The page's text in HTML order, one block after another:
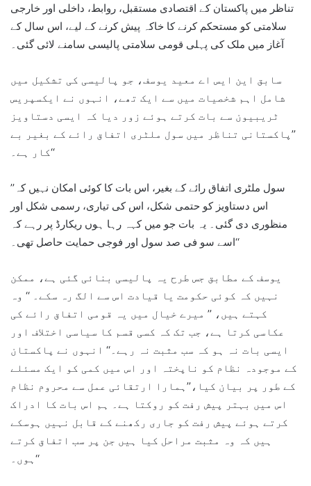
تناظر میں پاکستان کے اقتصادی مستقبل، روابط، داخلی اور خارجی
سلامتی کو مستحکم کرنے کا خاکہ پیش کرنے کے لیے، اس سال کے
آغاز میں ملک کی پہلی قومی سلامتی پالیسی سامنے لائی گئی۔
سابق این ایس اے معید یوسف، جو پالیسی کی تشکیل میں
شامل اہم شخصیات میں سے ایک تھے، انہوں نے ایکسپریس
ٹریبیون سے بات کرتے ہوئے زور دیا کہ ایسی دستاویز
’’پاکستانی تناظر میں سول ملٹری اتفاق رائے کے بغیر بے
کار ہے۔‘‘
’’سول ملٹری اتفاق رائے کے بغیر، اس بات کا کوئی امکان نہیں کہ
اس دستاویز کو حتمی شکل، اس کی تیاری، رسمی شکل اور
منظوری دی گئی۔ یہ بات جو میں کہہ رہا ہوں ریکارڈ پر رہے کہ
اسے سو فی صد سول اور فوجی حمایت حاصل تھی۔‘‘
یوسف کے مطابق جس طرح یہ پالیسی بنائی گئی ہے، ممکن
نہیں کہ کوئی حکومت یا قیادت اس سے الگ رہ سکے۔ ‘‘ وہ
کہتے ہیں، ’’ میرے خیال میں یہ قومی اتفاق رائے کی
عکاسی کرتا ہے، جب تک کہ کسی قسم کا سیاسی اختلاف اور
ایسی بات نہ ہو کہ سب مثبت نہ رہے۔‘‘ انہوں نے پاکستان
کے موجودہ نظام کو ناپختہ اور اس میں کمی کو ایک مسئلے
کے طور پر بیان کیا،’’ہمارا ارتقائی عمل سے محروم نظام
اس میں بہتر پیش رفت کو روکتا ہے۔ ہم اس بات کا ادراک
کرتے ہوئے پیش رفت کو جاری رکھنے کے قابل نہیں ہوسکے
ہیں کہ وہ مثبت مراحل کیا ہیں جن پر سب اتفاق کرتے
ہوں۔‘‘